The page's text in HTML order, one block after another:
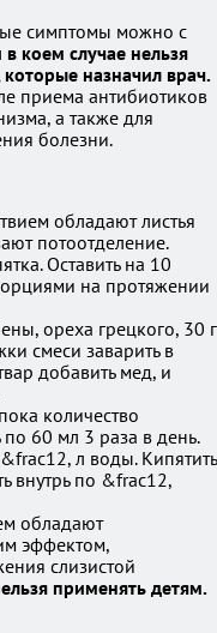
симптомы можно с
в коем случае нельзя
назначил врач.
приема антибиотиков
а также для
болезни.
обладают листья
потоотделение.
Оставить на 10
на протяжении
ореха грецкого, 30 г
смеси заварить в
добавить мед, и
количество
60 мл 3 раза в день.
л воды. Кипятить
внутрь по &frac12,
обладают
эффектом,
слизистой
применять детям.